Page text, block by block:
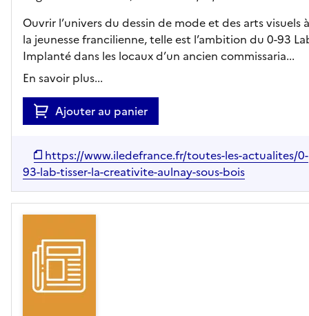
Ouvrir l’univers du dessin de mode et des arts visuels à
la jeunesse francilienne, telle est l’ambition du 0-93
Implanté dans les locaux d’un ancien commissaria...
En savoir plus...
Ajouter au panier
https://www.iledefrance.fr/toutes-les-actualites/0-
93-lab-tisser-la-creativite-aulnay-sous-bois